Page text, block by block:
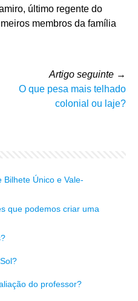
último regente do
membros da família
Artigo seguinte →
O que pesa mais telhado
colonial ou laje?
Único e Vale-
que podemos criar uma
do professor?